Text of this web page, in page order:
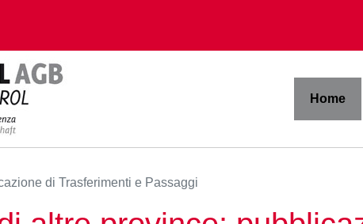
Home
di Trasferimenti e Passaggi